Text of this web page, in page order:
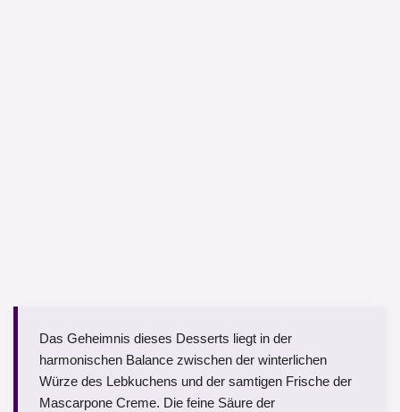
Das Geheimnis dieses Desserts liegt in der
harmonischen Balance zwischen der winterlichen
Würze des Lebkuchens und der samtigen Frische der
Mascarpone Creme. Die feine Säure der